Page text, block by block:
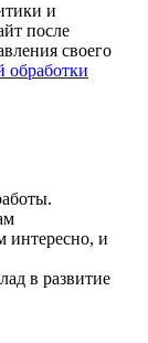
и
после
своего
обработки
интересно, и
в развитие